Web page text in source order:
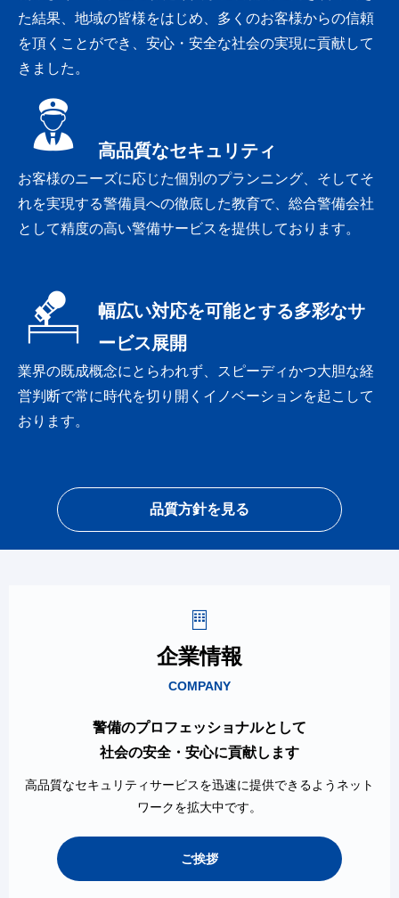
た結果、地域の皆様をはじめ、多くのお客様からの信頼
を頂くことができ、安心・安全な社会の実現に貢献して
きました。
高品質なセキュリティ
お客様のニーズに応じた個別のプランニング、そしてそ
れを実現する警備員への徹底した教育で、総合警備会社
として精度の高い警備サービスを提供しております。
幅広い対応を可能とする多彩なサ
ービス展開
業界の既成概念にとらわれず、スピーディかつ大胆な経
営判断で常に時代を切り開くイノベーションを起こして
おります。
品質方針を見る
企業情報
COMPANY
警備のプロフェッショナルとして
社会の安全・安心に貢献します
高品質なセキュリティサービスを迅速に提供できるようネット
ワークを拡大中です。
ご挨拶